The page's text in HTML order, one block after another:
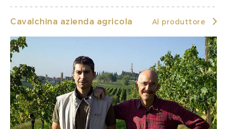
Cavalchina azienda agricola Al produttore